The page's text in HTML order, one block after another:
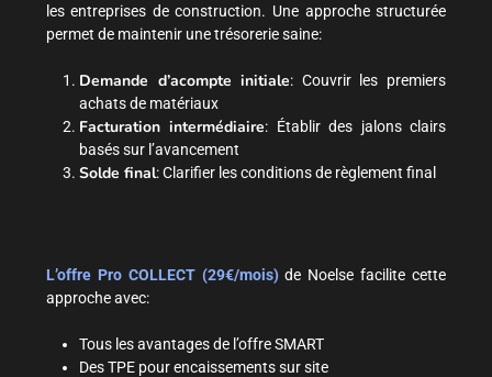
les entreprises de construction. Une approche structurée
permet de maintenir une trésorerie saine:
Demande d’acompte initiale: Couvrir les premiers
achats de matériaux
Facturation intermédiaire: Établir des jalons clairs
basés sur l’avancement
Solde final: Clarifier les conditions de règlement final
L’offre Pro COLLECT (29€/mois)de Noelse facilite cette
approche avec:
Tous les avantages de l’offre SMART
Des TPE pour encaissements sur site